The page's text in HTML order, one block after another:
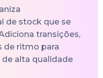
de stock que se
transições,
de ritmo para
alta qualidade